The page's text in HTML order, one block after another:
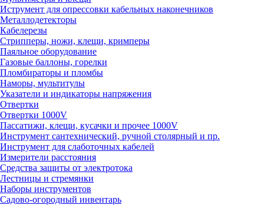
Иструмент для опрессовки кабельных наконечников
Металлодетекторы
Кабелерезы
Стрипперы, ножи, клещи, кримперы
Паяльное оборудование
Газовые баллоны, горелки
Пломбираторы и пломбы
Наморы, мультитулы
Указатели и индикаторы напряжения
Отвертки
Отвертки 1000V
Пассатижи, клещи, кусачки и прочее 1000V
Инструмент сантехнический, ручной столярный и пр.
Инструмент для слаботочных кабелей
Измерители расстояния
Средства защиты от электротока
Лестницы и стремянки
Наборы инструментов
Садово-огородный инвентарь